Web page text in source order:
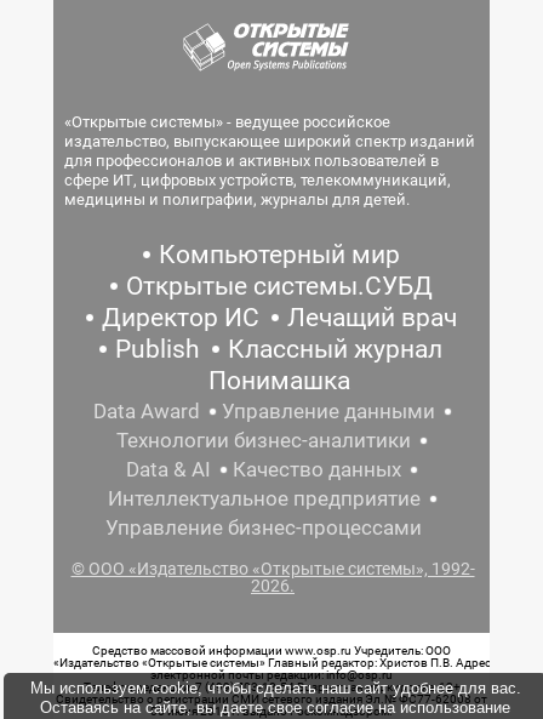
«Открытые системы» - ведущее российское
издательство, выпускающее широкий спектр изданий
для профессионалов и активных пользователей в
сфере ИТ, цифровых устройств, телекоммуникаций,
медицины и полиграфии, журналы для детей.
Компьютерный мир
Открытые системы.СУБД
Директор ИС
Лечащий врач
Publish
Классный журнал
Понимашка
Data Award
Управление данными
Технологии бизнес-аналитики
Data & AI
Качество данных
Интеллектуальное предприятие
Управление бизнес-процессами
© ООО «Издательство «Открытые системы», 1992-
2026.
Средство массовой информации www.osp.ru Учредитель: ООО
«Издательство «Открытые системы» Главный редактор: Христов П.В. Адрес
электронной почты редакции: info@osp.ru
Телефон редакции: 7 (499) 703-18-54 Возрастная маркировка: 12+
Свидетельство о регистрации СМИ сетевого издания Эл.№ ФС77-62008 от
05 июня 2015 г. выдано Роскомнадзором.
Мы используем cookie, чтобы сделать наш сайт удобнее для вас.
Оставаясь на сайте, вы даете свое согласие на использование